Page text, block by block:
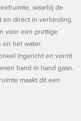
waarbij de
en direct in verbinding
voor een prettige
en het water.
ingericht en vormt
hand in hand gaan.
maakt dit een